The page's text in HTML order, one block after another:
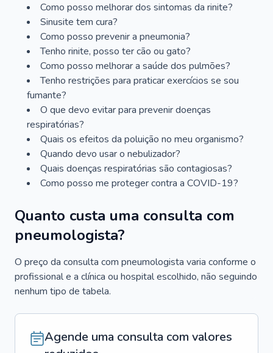
Como posso melhorar dos sintomas da rinite?
Sinusite tem cura?
Como posso prevenir a pneumonia?
Tenho rinite, posso ter cão ou gato?
Como posso melhorar a saúde dos pulmões?
Tenho restrições para praticar exercícios se sou
fumante?
O que devo evitar para prevenir doenças
respiratórias?
Quais os efeitos da poluição no meu organismo?
Quando devo usar o nebulizador?
Quais doenças respiratórias são contagiosas?
Como posso me proteger contra a COVID-19?
Quanto custa uma consulta com
pneumologista?
O preço da consulta com pneumologista varia conforme o
profissional e a clínica ou hospital escolhido, não seguindo
nenhum tipo de tabela.
Agende uma consulta com valores